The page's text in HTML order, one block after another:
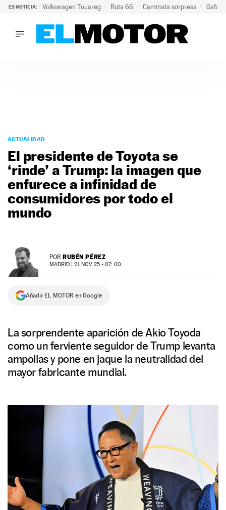
ES NOTICIA: Volkswagen Touareg Ruta 66 Caminata sorpresa Gafas
PODCAST
MOTOS
TECNOLOGÍA
SUPERCOCHES
SERVICIOS
SÍGUENOS
ACTUALIDAD
El presidente de Toyota se
‘rinde’ a Trump: la imagen que
enfurece a infinidad de
consumidores por todo el
mundo
POR RUBÉN PÉREZ
MADRID | 21 NOV 25 - 07: 00
Añadir EL MOTOR en Google
La sorprendente aparición de Akio Toyoda
como un ferviente seguidor de Trump levanta
ampollas y pone en jaque la neutralidad del
mayor fabricante mundial.